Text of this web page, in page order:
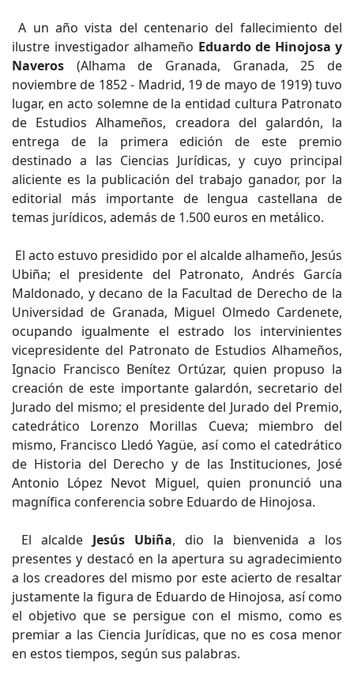
A un año vista del centenario del fallecimiento del
ilustre investigador alhameño Eduardo de Hinojosa y
Naveros (Alhama de Granada, Granada, 25 de
noviembre de 1852 - Madrid, 19 de mayo de 1919) tuvo
lugar, en acto solemne de la entidad cultura Patronato
de Estudios Alhameños, creadora del galardón, la
entrega de la primera edición de este premio
destinado a las Ciencias Jurídicas, y cuyo principal
aliciente es la publicación del trabajo ganador, por la
editorial más importante de lengua castellana de
temas jurídicos, además de 1.500 euros en metálico.
El acto estuvo presidido por el alcalde alhameño, Jesús
Ubiña; el presidente del Patronato, Andrés García
Maldonado, y decano de la Facultad de Derecho de la
Universidad de Granada, Miguel Olmedo Cardenete,
ocupando igualmente el estrado los intervinientes
vicepresidente del Patronato de Estudios Alhameños,
Ignacio Francisco Benítez Ortúzar, quien propuso la
creación de este importante galardón, secretario del
Jurado del mismo; el presidente del Jurado del Premio,
catedrático Lorenzo Morillas Cueva; miembro del
mismo, Francisco Lledó Yagüe, así como el catedrático
de Historia del Derecho y de las Instituciones, José
Antonio López Nevot Miguel, quien pronunció una
magnífica conferencia sobre Eduardo de Hinojosa.
El alcalde Jesús Ubiña, dio la bienvenida a los
presentes y destacó en la apertura su agradecimiento
a los creadores del mismo por este acierto de resaltar
justamente la figura de Eduardo de Hinojosa, así como
el objetivo que se persigue con el mismo, como es
premiar a las Ciencia Jurídicas, que no es cosa menor
en estos tiempos, según sus palabras.